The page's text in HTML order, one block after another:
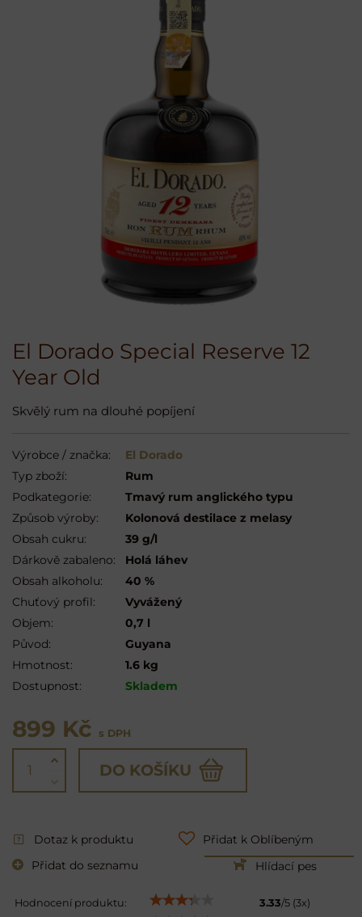
El Dorado Special Reserve 12
Year Old
Skvělý rum na dlouhé popíjení
Výrobce / značka:
El Dorado
Typ zboží:
Rum
Podkategorie:
Tmavý rum anglického typu
Způsob výroby:
Kolonová destilace z melasy
Obsah cukru:
39 g/l
Dárkově zabaleno:
Holá láhev
Obsah alkoholu:
40 %
Chuťový profil:
Vyvážený
Objem:
0,7 l
Původ:
Guyana
Hmotnost:
1.6 kg
Dostupnost:
Skladem
899 Kč s DPH
DO KOŠÍKU
Dotaz k produktu
Přidat k Oblíbeným
Přidat do seznamu
Hlídací pes
Hodnocení produktu: 3.33/5 (3x)